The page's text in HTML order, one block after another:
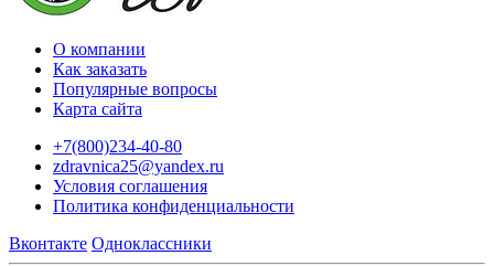
О компании
Как заказать
Популярные вопросы
Карта сайта
+7(800)234-40-80
zdravnica25@yandex.ru
Условия соглашения
Политика конфиденциальности
Вконтакте Одноклассники